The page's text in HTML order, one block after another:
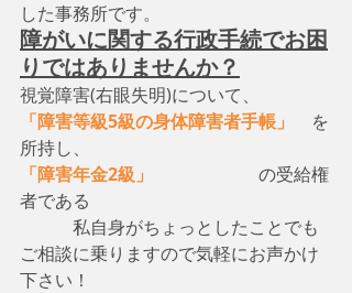
した事務所です。
障がいに関する行政手続でお困
りではありませんか？
視覚障害(右眼失明)について、
「障害等級5級の身体障害者手帳」
を
所持し、
「障害年金2級」
の受給権
者である
私自身がちょっとしたことでも
ご相談に乗りますので気軽にお声かけ
下さい！